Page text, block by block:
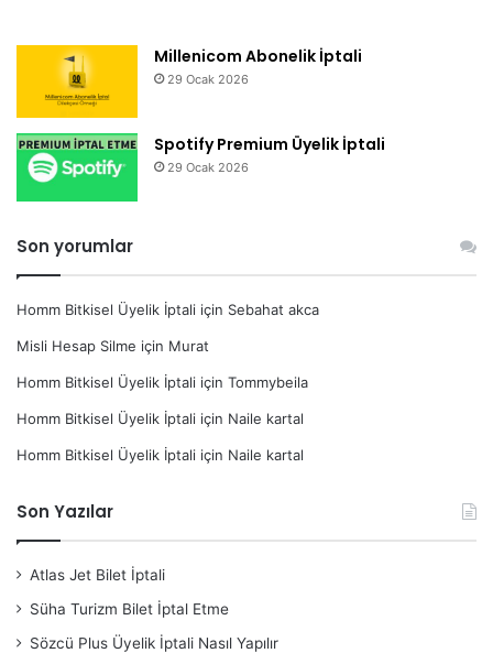
Millenicom Abonelik İptali
29 Ocak 2026
Spotify Premium Üyelik İptali
29 Ocak 2026
Son yorumlar
Homm Bitkisel Üyelik İptali için Sebahat akca
Misli Hesap Silme için Murat
Homm Bitkisel Üyelik İptali için Tommybeila
Homm Bitkisel Üyelik İptali için Naile kartal
Homm Bitkisel Üyelik İptali için Naile kartal
Son Yazılar
Atlas Jet Bilet İptali
Süha Turizm Bilet İptal Etme
Sözcü Plus Üyelik İptali Nasıl Yapılır